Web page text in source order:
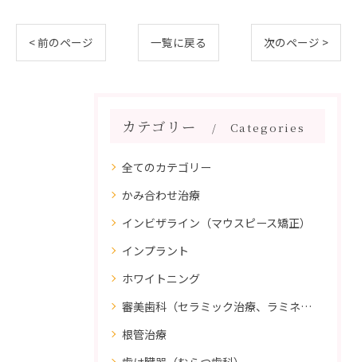
< 前のページ 一覧に戻る 次のページ >
カテゴリー Categories
全てのカテゴリー
かみ合わせ治療
インビザライン（マウスピース矯正）
インプラント
ホワイトニング
審美歯科（セラミック治療、ラミネートべニア、ダイレクトボンディング）
根管治療